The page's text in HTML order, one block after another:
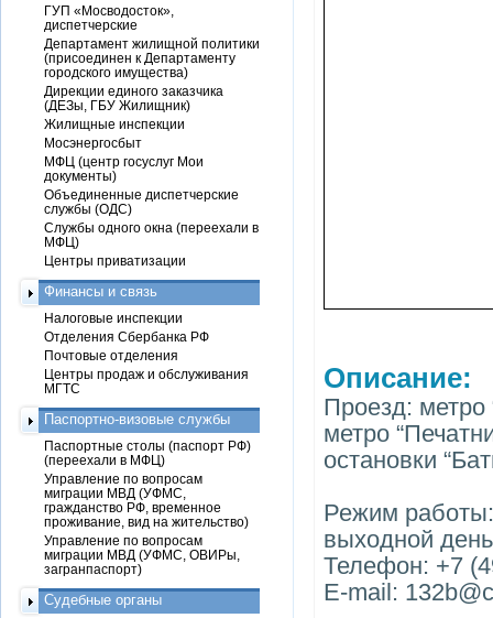
Описание:
Проезд: метро
метро
остановки
Режим работы:
выходной
Телефон: +7
E-mail:
ГУП «Мосводосток»,
диспетчерские
Департамент жилищной политики
(присоединен к Департаменту
городского имущества)
Дирекции единого заказчика
(ДЕЗы, ГБУ Жилищник)
Жилищные инспекции
Мосэнергосбыт
МФЦ (центр госуслуг Мои
документы)
Объединенные диспетчерские
службы (ОДС)
Службы одного окна (переехали в
МФЦ)
Центры приватизации
Финансы и связь
Налоговые инспекции
Отделения Сбербанка РФ
Почтовые отделения
Центры продаж и обслуживания
МГТС
Паспортно-визовые службы
Паспортные столы (паспорт РФ)
(переехали в МФЦ)
Управление по вопросам
миграции МВД (УФМС,
гражданство РФ, временное
проживание, вид на жительство)
Управление по вопросам
миграции МВД (УФМС, ОВИРы,
загранпаспорт)
Судебные органы